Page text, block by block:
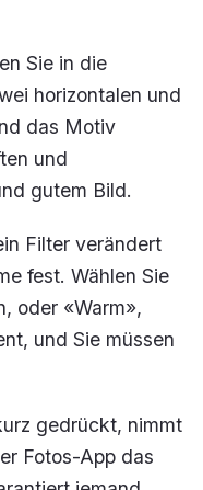
Sie in die
horizontalen und
das Motiv
und
gutem Bild.
Filter verändert
fest. Wählen Sie
oder «Warm»,
und Sie müssen
gedrückt, nimmt
Fotos-App das